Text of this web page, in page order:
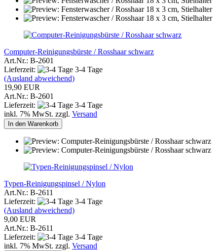
Computer-Reinigungsbürste / Rosshaar schwarz
Art.Nr.: B-2601
Lieferzeit:
3-4 Tage
(Ausland abweichend)
19,90 EUR
Art.Nr.: B-2601
Lieferzeit:
3-4 Tage
inkl. 7% MwSt. zzgl. Versand
In den Warenkorb
Typen-Reinigungspinsel / Nylon
Art.Nr.: B-2611
Lieferzeit:
3-4 Tage
(Ausland abweichend)
9,00 EUR
Art.Nr.: B-2611
Lieferzeit:
3-4 Tage
inkl. 7% MwSt. zzgl. Versand